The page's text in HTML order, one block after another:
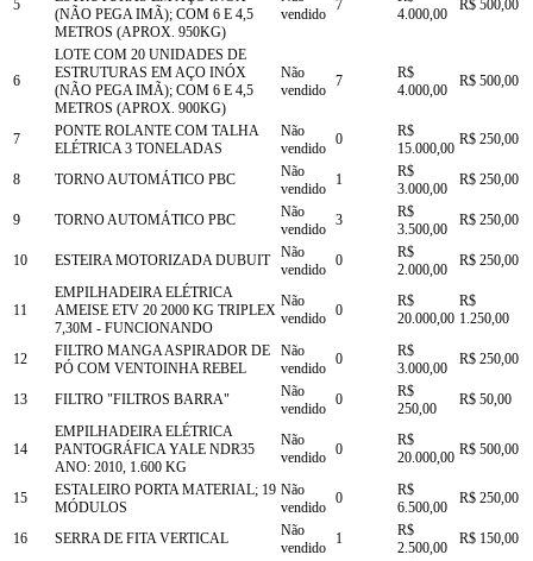
5
(NÃO PEGA IMÃ); COM 6 E 4,5
METROS (APROX. 950KG)
vendido
7
4.000,00
R$ 500,00
6
LOTE COM 20 UNIDADES DE
ESTRUTURAS EM AÇO INÓX
(NÃO PEGA IMÃ); COM 6 E 4,5
METROS (APROX. 900KG)
Não
vendido
7
R$
4.000,00
R$ 500,00
7
PONTE ROLANTE COM TALHA
ELÉTRICA 3 TONELADAS
Não
vendido
0
R$
15.000,00
R$ 250,00
8 TORNO AUTOMÁTICO PBC
Não
vendido
1
R$
3.000,00
R$ 250,00
9 TORNO AUTOMÁTICO PBC
Não
vendido
3
R$
3.500,00
R$ 250,00
10 ESTEIRA MOTORIZADA DUBUIT
Não
vendido
0
R$
2.000,00
R$ 250,00
11
EMPILHADEIRA ELÉTRICA
AMEISE ETV 20 2000 KG TRIPLEX
7,30M - FUNCIONANDO
Não
vendido 0
R$
20.000,00
R$
1.250,00
12
FILTRO MANGA ASPIRADOR DE
PÓ COM VENTOINHA REBEL
Não
vendido
0
R$
3.000,00
R$ 250,00
13 FILTRO "FILTROS BARRA"
Não
vendido
0
R$
250,00
R$ 50,00
14
EMPILHADEIRA ELÉTRICA
PANTOGRÁFICA YALE NDR35
ANO: 2010, 1.600 KG
Não
vendido 0
R$
20.000,00 R$ 500,00
15
ESTALEIRO PORTA MATERIAL; 19
MÓDULOS
Não
vendido
0
R$
6.500,00
R$ 250,00
16 SERRA DE FITA VERTICAL
Não
vendido
1
R$
2.500,00
R$ 150,00